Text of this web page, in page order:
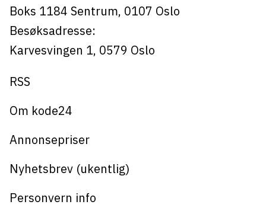
annonsepriser
annonseguide
suksesshistorier
Bli firmapartner
Boks 1184 Sentrum, 0107 Oslo
Besøksadresse:
Karvesvingen 1, 0579 Oslo
RSS
Om kode24
Annonsepriser
Nyhetsbrev (ukentlig)
Personvern info